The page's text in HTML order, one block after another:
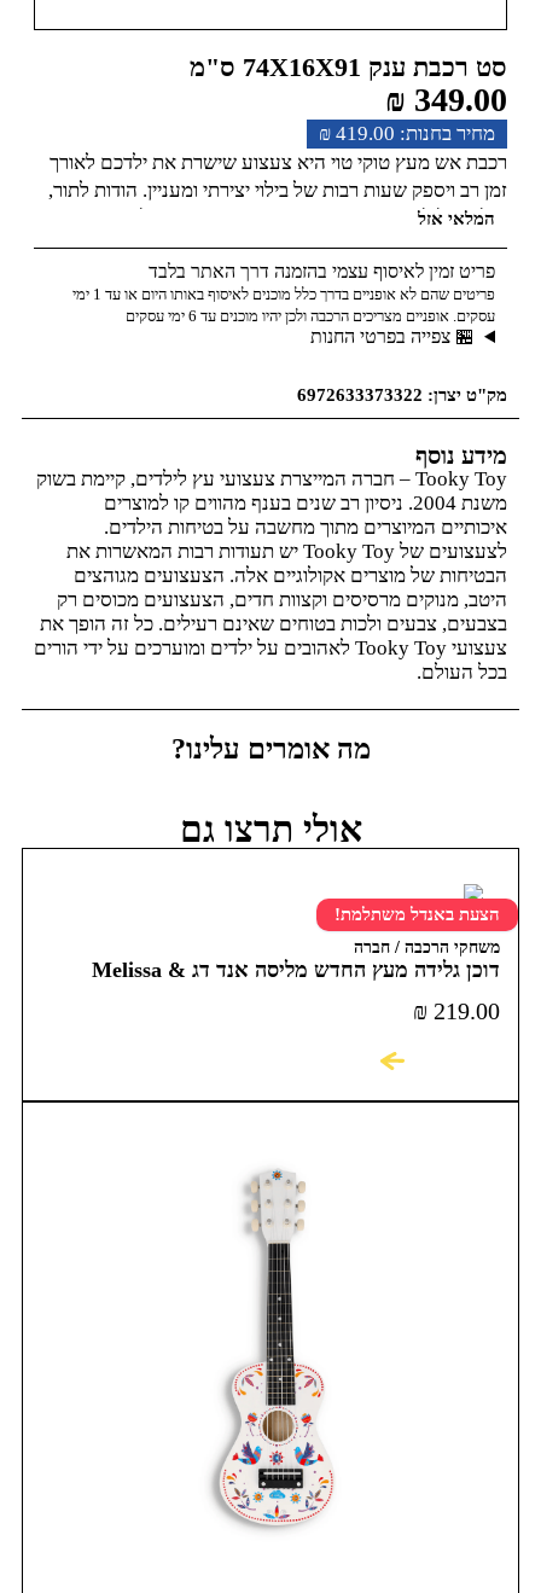
סט רכבת ענק 74X16X91 ס"מ
₪ 419.00
₪ 349.00
רכבת אש מעץ טוקי טוי היא צעצוע שישרת את ילדכם לאורך
זמן רב ויספק שעות רבות של בילוי יצירתי ומעניין. הודות לתור,
הילד יכול ליצור תרחישי משחק והרפתקאות משלו. רכבת
צבעונית הכוללת אביזרים נעימה לעין ומעודדת משחק. הסט
מורכב מ-70 אלמנטים הכוללים: פסים, מעברי מסילה, רכבת
ורכב, שלטי רכבת, רמזורים, בסיס מכבי אש, בעלי חיים, כבאית,
אמבולנס, שיחים ומנורות. ילדים יכולים לבנות כל מסלול
אין קצוות חדים והוא עשוי מהחומרים האיכותיים ביותר,
בטוחים לילדים ולסביבה. צבוע בצבעים לא רעילים. הצעצוע
המלאי אזל
פריט זמין לאיסוף עצמי בהזמנה דרך האתר בלבד
פריטים שהם לא אופניים בדרך כלל מוכנים לאיסוף באותו היום או עד 1 ימי
עסקים. אופניים מצריכים הרכבה ולכן יהיו מוכנים עד 6 ימי עסקים
🏪 צפייה בפרטי החנות
מק"ט יצרן: 6972633373322
מידע נוסף
Tooky Toy – חברה המייצרת צעצועי עץ לילדים, קיימת בשוק
משנת 2004. ניסיון רב שנים בענף מהווים קו למוצרים
איכותיים המיוצרים מתוך מחשבה על בטיחות הילדים.
לצעצועים של Tooky Toy יש תעודות רבות המאשרות את
הבטיחות של מוצרים אקולוגיים אלה. הצעצועים מגוהצים
היטב, מנוקים מרסיסים וקצוות חדים, הצעצועים מכוסים רק
בצבעים, צבעים ולכות בטוחים שאינם רעילים. כל זה הופך את
צעצועי Tooky Toy לאהובים על ילדים ומוערכים על ידי הורים
בכל העולם.
מה אומרים עלינו?
אולי תרצו גם
הצעת באנדל משתלמת!
משחקי הרכבה / חברה
דוכן גלידה מעץ החדש מליסה אנד דג Melissa &
₪ 219.00